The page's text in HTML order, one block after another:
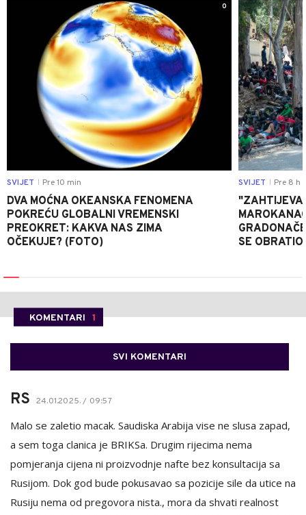
0
SVIJET Pre 10 min
DVA MOĆNA OKEANSKA FENOMENA
POKREĆU GLOBALNI VREMENSKI
PREOKRET: KAKVA NAS ZIMA
OČEKUJE? (FOTO)
SVIJET Pre 8 h
SE
KOMENTARI 1
SVI KOMENTARI
RS 24.01.2025. / 09:57
Malo se zaletio macak. Saudiska Arabija vise ne slusa zapad,
a sem toga clanica je BRIKSa. Drugim rijecima nema
pomjeranja cijena ni proizvodnje nafte bez konsultacija sa
Rusijom. Dok god bude pokusavao sa pozicije sile da utice na
Rusiju nema od pregovora nista., mora da shvati realnost